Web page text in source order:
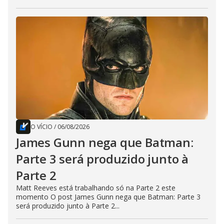
O VÍCIO / 06/08/2026
James Gunn nega que Batman:
Parte 3 será produzido junto à
Parte 2
Matt Reeves está trabalhando só na Parte 2 este
momento O post James Gunn nega que Batman: Parte 3
será produzido junto à Parte 2...